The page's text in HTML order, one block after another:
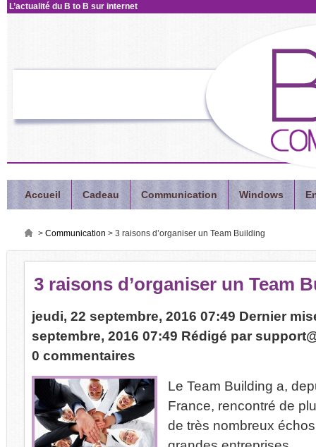
L’actualité du B to B sur internet
Accueil Cadeau Communication Windows
> Communication > 3 raisons d’organiser un Team Building
3 raisons d’organiser un Team
jeudi, 22 septembre, 2016 07:49 Dernier
septembre, 2016 07:49 Rédigé par
0 commentaires
Le Team Building a,
France, rencontré de
de très nombreux